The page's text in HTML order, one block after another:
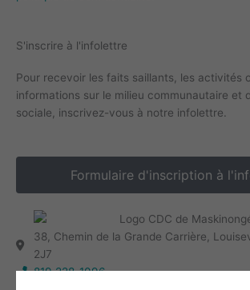
S'inscrire à l'infolettre
Pour recevoir les faits saillants, les activités
informations sur le milieu communautaire et
sociale, inscrivez-vous à notre infolettre.
Formulaire d'inscription à
38, Chemin de la Grande Carrière,
2J7
819 228-1096